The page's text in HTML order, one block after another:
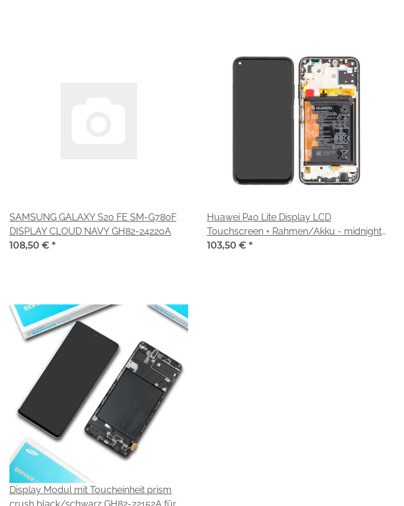
SAMSUNG GALAXY S20 FE SM-G780F
DISPLAY CLOUD NAVY GH82-24220A
108,50 € *
Huawei P40 Lite Display LCD
Touchscreen + Rahmen/Akku - midnight
black 02353KFU
103,50 € *
Display Modul mit Toucheinheit prism